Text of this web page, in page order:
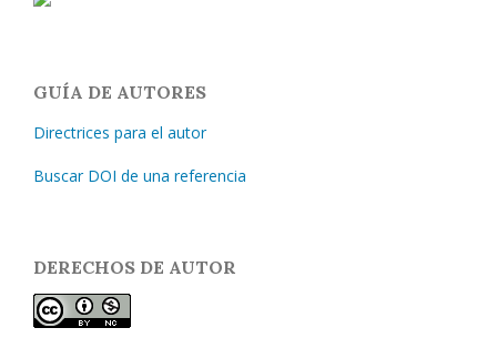
GUÍA DE AUTORES
Directrices para el autor
Buscar DOI de una referencia
DERECHOS DE AUTOR